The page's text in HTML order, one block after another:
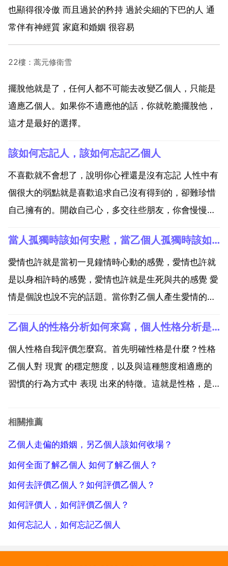
也顯得很冷傲 而且過於的矜持 過於尖細的下巴的人 通
常伴有神經質 家庭和婚姻 很容易
22樓：蒿元修衛雪
擺脫他就是了，任何人都不可能去改變乙個人，只能是
適應乙個人。如果你不適應他的話，你就乾脆擺脫他，
這才是最好的選擇。
該如何忘記人，該如何忘記乙個人
不喜歡就不會想了，說明你心裡還是沒有忘記 人性中有
個很大的弱點就是喜歡追求自己沒有得到的，卻難珍惜
自己擁有的。開啟自己心，多交往些朋友，你會慢慢的
忘記乙個人要麼需要時間，要麼需要新歡 真正走進過自
己心裡的人永遠也忘不掉 很多峩們以為一輩子都不會忘
記旳事...
當人孤獨時該如何安慰，當乙個人孤獨時該如何安慰？
愛情也許就是當初一見鐘情時心動的感覺，愛情也許就
是以身相許時的感覺，愛情也許就是生死與共的感覺 愛
情是個說也說不完的話題。當你對乙個人產生愛情的時
要隱藏自己的心情，因為你是個矜持的人。也許你當初
愛的根本就是你心中的乙個影子，你給他披上了一件夢
的衣裳，你...
乙個人的性格分析如何來寫，個人性格分析是什麼？
個人性格自我評價怎麼寫。首先明確性格是什麼？性格
乙個人對 現實 的穩定態度，以及與這種態度相適應的
習慣的行為方式中 表現 出來的特徵。這就是性格，是
符合的外在行為，不是這個人的性格特徵。人的性格特
相關推薦
乙個人走偏的婚姻，另乙個人該如何收場？
如何全面了解乙個人 如何了解乙個人？
如何去評價乙個人？如何評價乙個人？
如何評價人，如何評價乙個人？
如何忘記人，如何忘記乙個人